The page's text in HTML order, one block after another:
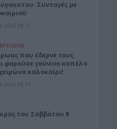
Συνταγές με
2026 08:17
που έδερνε τους
φορούσε γούνινο καπέλο
καλοκαίρι!
2026 08:14
του Σαββάτου 8